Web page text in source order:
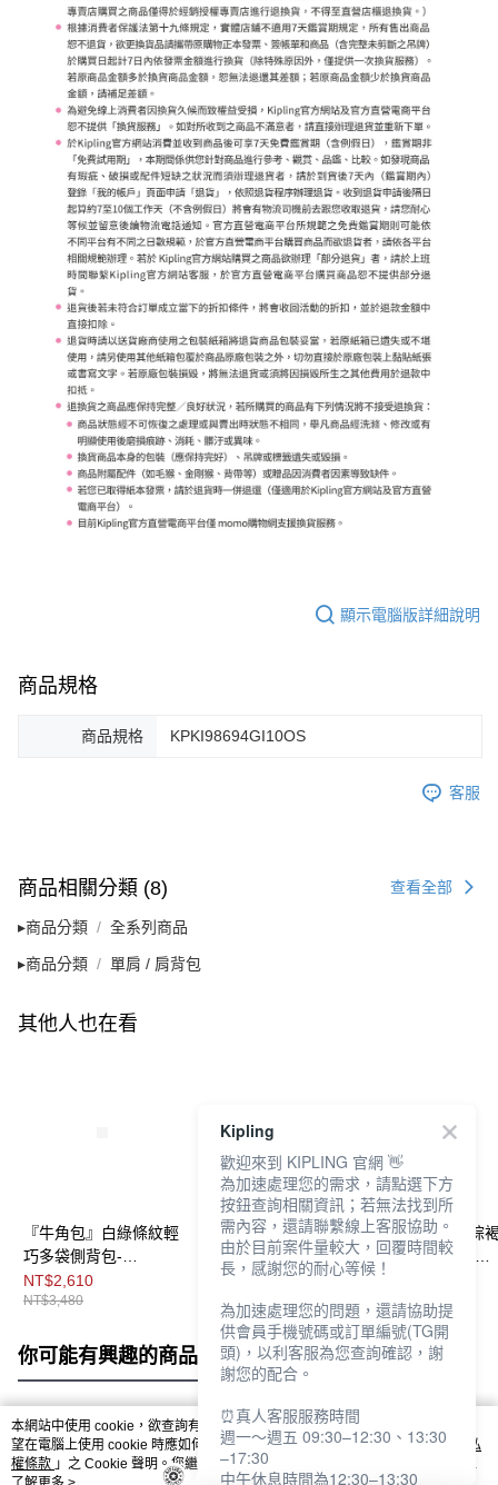
顯示電腦版詳細說明
商品規格
商品規格 KPKI98694GI10OS
客服
商品相關分類 (8) 查看全部
▸商品分類 全系列商品
▸商品分類 單肩 / 肩背包
其他人也在看
『牛角包』白綠條紋輕
巧多袋側背包-
GABBETTE S
NT$2,610
NT$3,480
『牛角包』白綠條紋輕
巧多袋實用側背包-
GABB S
NT$2,760
NT$3,680
『牛角包』淺棕
巧多袋側背包-
GABBETTE S
NT$3,238
NT$3,680
你可能有興趣的商品 全站排行
熱門標籤
本網站中使用 cookie，欲查詢有關本網站使用 cookie 方式之詳情，及若您不希
望在電腦上使用 cookie 時應如何變更電腦的 cookie 設定，請參閱本網站「
隱私
權條款 」之 Cookie 聲明。您繼續使用本網站即表示您同意本公司得按本網站使
Kipling
歡迎來到 KIPLING 官網 👋
為加速處理您的需求，請點選下方
按鈕查詢相關資訊；若無法找到所
需內容，還請聯繫線上客服協助。
由於目前案件量較大，回覆時間較
長，感謝您的耐心等候！
為加速處理您的問題，還請協助提
供會員手機號碼或訂單編號(TG開
頭)，以利客服為您查詢確認，謝
謝您的配合。
⏰真人客服服務時間
週一～週五 09:30–12:30、13:30
–17:30
中午休息時間為12:30–13:30